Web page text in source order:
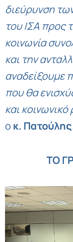
διεύρυνση
του ΙΣΑ προς
κοινωνία
και την
αναδείξουμε
που θα
και
ο κ.
ΤΟ